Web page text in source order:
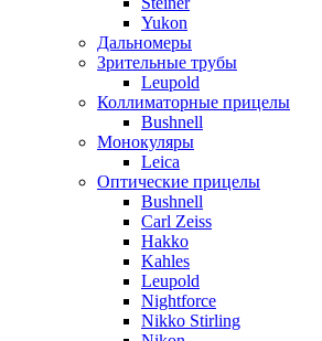
Yukon
Дальномеры
Зрительные трубы
Leupold
Коллиматорные прицелы
Bushnell
Монокуляры
Leica
Оптические прицелы
Bushnell
Carl Zeiss
Hakko
Kahles
Leupold
Nightforce
Nikko Stirling